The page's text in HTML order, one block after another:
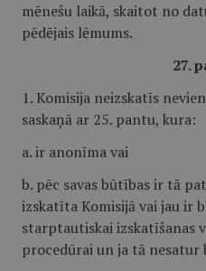
mēnešu laikā, skaitot no
pēdējais lēmums.
27.
1. Komisija neizskatīs
saskaņā ar 25. pantu, kura:
a. ir anonīma vai
b. pēc savas būtības ir tā
izskatīta Komisijā vai jau ir
starptautiskai izskatīšanas
procedūrai un ja tā